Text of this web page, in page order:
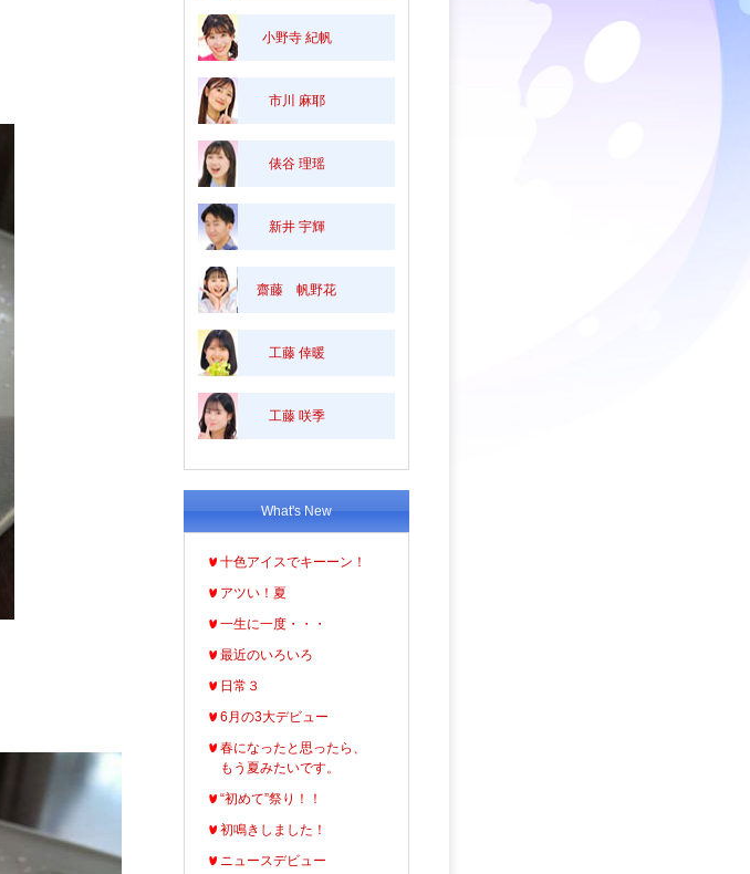
小野寺 紀帆
市川 麻耶
俵谷 理瑶
新井 宇輝
齋藤 帆野花
工藤 倖暖
工藤 咲季
What's New
十色アイスでキーーン！
アツい！夏
一生に一度・・・
最近のいろいろ
日常３
6月の3大デビュー
春になったと思ったら、
もう夏みたいです。
“初めて”祭り！！
初鳴きしました！
ニュースデビュー